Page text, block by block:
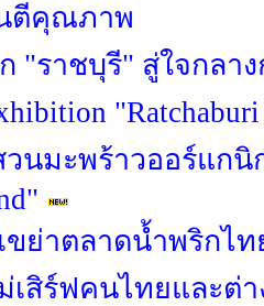
นตีคุณภาพ
"ราชบุรี" สู่ใจกลาง
วนมะพร้าวออร์แกนิ
ขย่าตลาดน้ำพริกไ
เสิร์ฟคนไทยและต่